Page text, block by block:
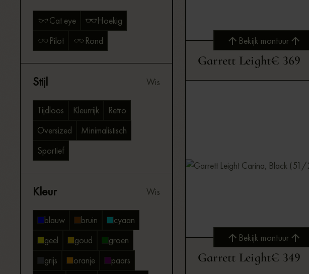
Cat eye
Hoekig
Pilot
Rond
Stijl Wis
Tijdloos Kleurrijk
Retro
Oversized
Minimalistisch
Sportief
Kleur Wis
blauw bruin
cyaan
geel
goud
groen
grijs
oranje
paars
Bekijk montuur
Bekijk montuur
Garrett Leight€ 369
Bekijk montuur
Bekijk montuur
Garrett Leight€ 349